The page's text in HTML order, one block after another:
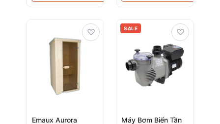
Emaux Aurora
♡ SALE
Máy Bơm Biến Tần
♡